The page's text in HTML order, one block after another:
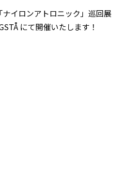
イロンアトロニック」巡回展
にて開催いたします！